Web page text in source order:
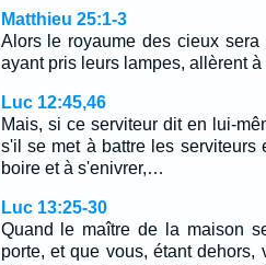
Matthieu 25:1-3
Alors le royaume des cieux
ayant pris leurs lampes, allèrent
Luc 12:45,46
Mais, si ce serviteur dit en lui-
s'il se met à battre les serviteurs
boire et à s'enivrer,…
Luc 13:25-30
Quand le maître de la maison
porte, et que vous, étant dehors,